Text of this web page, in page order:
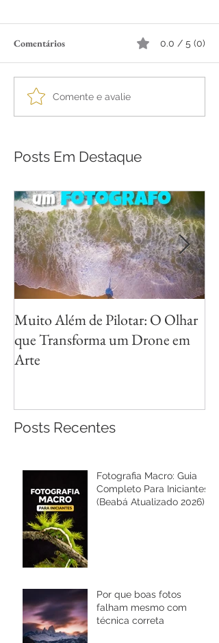
Comentários 0.0 / 5 (0)
Comente e avalie
Posts Em Destaque
Muito Além de Pilotar: O Olhar
que Transforma um Drone em
Arte
Posts Recentes
Fotografia Macro: Guia
Completo Para Iniciantes
(Beabá Atualizado 2026)
Por que boas fotos
falham mesmo com
técnica correta